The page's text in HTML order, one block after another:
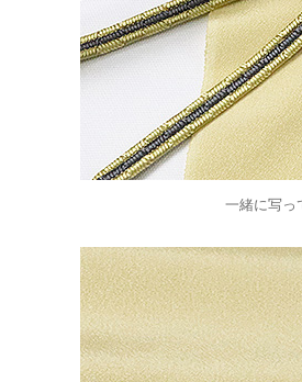
一緒に写っ